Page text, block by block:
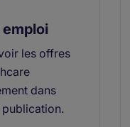
les offres
dans